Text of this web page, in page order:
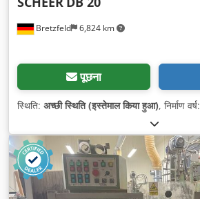
Bretzfeld 6,824 km
पूछना
स्थिति: अच्छी स्थिति (इस्तेमाल किया हुआ), निर्माण वर्ष: